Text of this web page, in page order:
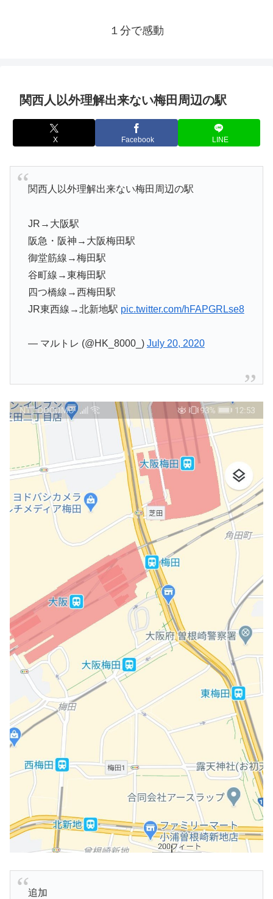
１分で感動
関西人以外理解出来ない梅田周辺の駅
X Facebook LINE
関西人以外理解出来ない梅田周辺の駅
JR→大阪駅
阪急・阪神→大阪梅田駅
御堂筋線→梅田駅
谷町線→東梅田駅
四つ橋線→西梅田駅
JR東西線→北新地駅 pic.twitter.com/hFAPGRLse8
— マルトレ (@HK_8000_) July 20, 2020
追加